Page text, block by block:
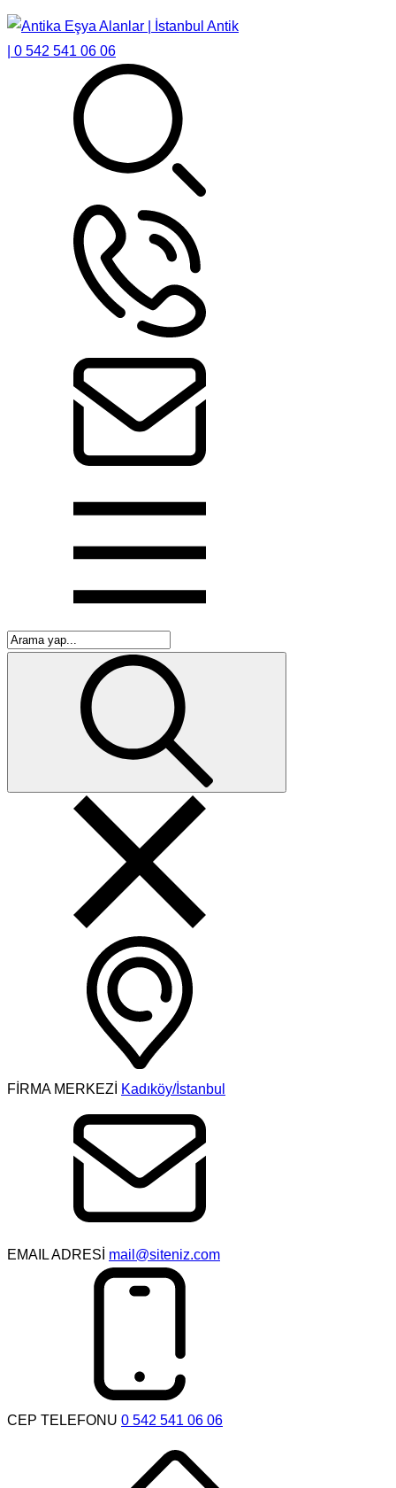
FİRMA MERKEZİ Kadıköy/İstanbul
EMAIL ADRESİ mail@siteniz.com
CEP TELEFONU 0 542 541 06 06